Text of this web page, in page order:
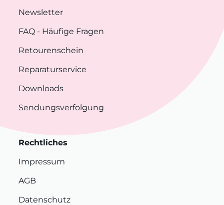
Newsletter
FAQ - Häufige Fragen
Retourenschein
Reparaturservice
Downloads
Sendungsverfolgung
Rechtliches
Impressum
AGB
Datenschutz